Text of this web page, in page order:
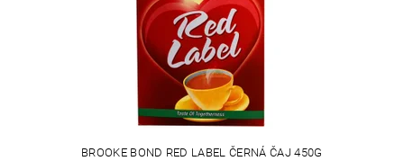
BROOKE BOND RED LABEL ČERNÁ ČAJ 450G